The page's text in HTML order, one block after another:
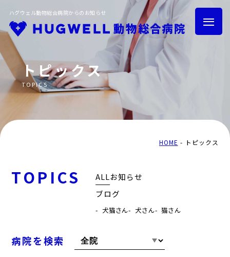
ハグウェル動物総合病院からのお知らせ
HOME
トピックス
採用情報
ペットホテル
ハグウェル健診
トピックス
TOPICS
HOME トピックス
TOPICS ALLお知らせ
ブログ
犬猫さん 犬さん 猫さん
病院を検索